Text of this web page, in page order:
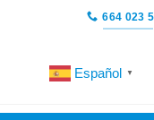
664 023
Español ▼